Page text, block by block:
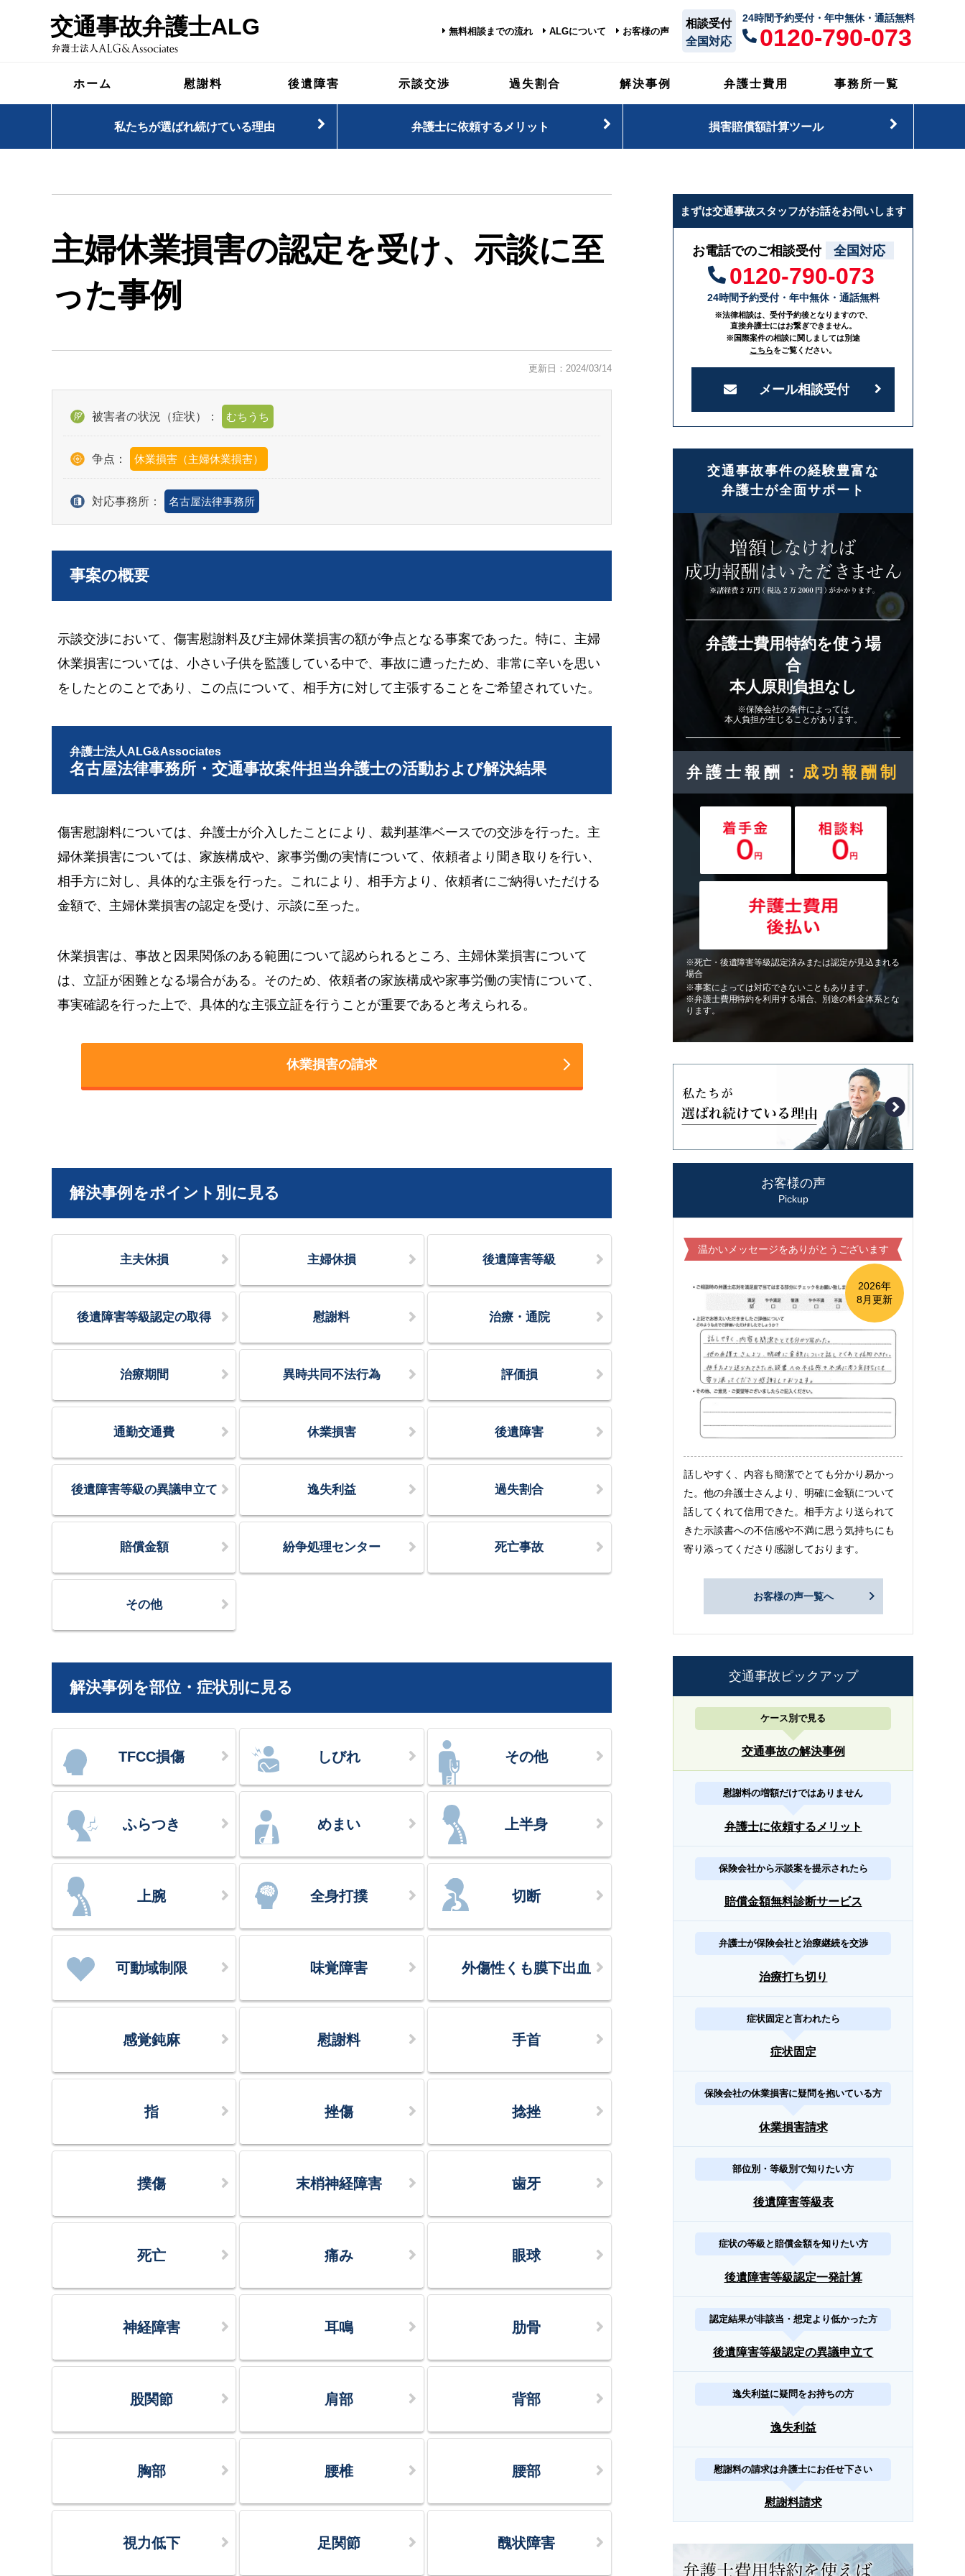
交通事故弁護士ALG 無料相談までの流れ ALGについて お客様の声
相談受付
全国対応
24時間予約受付・年中無休・通話無料
0120-790-073
ホーム 慰謝料 後遺障害 示談交渉 過失割合 解決事例 弁護士費用 事務所一覧
私たちが選ばれ続けている理由 弁護士に依頼するメリット 損害賠償額計算ツール
主婦休業損害の認定を受け、示談に至
った事例
更新日：2024/03/14
被害者の状況（症状）： むちうち
争点： 休業損害（主婦休業損害）
対応事務所： 名古屋法律事務所
事案の概要
示談交渉において、傷害慰謝料及び主婦休業損害の額が争点となる事案であった。特に、主婦
休業損害については、小さい子供を監護している中で、事故に遭ったため、非常に辛いを思い
をしたとのことであり、この点について、相手方に対して主張することをご希望されていた。
弁護士法人ALG&Associates
名古屋法律事務所・交通事故案件担当弁護士の活動および解決結果
傷害慰謝料については、弁護士が介入したことにより、裁判基準ベースでの交渉を行った。主
婦休業損害については、家族構成や、家事労働の実情について、依頼者より聞き取りを行い、
相手方に対し、具体的な主張を行った。これにより、相手方より、依頼者にご納得いただける
金額で、主婦休業損害の認定を受け、示談に至った。
休業損害は、事故と因果関係のある範囲について認められるところ、主婦休業損害について
は、立証が困難となる場合がある。そのため、依頼者の家族構成や家事労働の実情について、
事実確認を行った上で、具体的な主張立証を行うことが重要であると考えられる。
休業損害の請求
解決事例をポイント別に見る
主夫休損 主婦休損 後遺障害等級
後遺障害等級認定の取得 慰謝料 治療・通院
治療期間 異時共同不法行為 評価損
通勤交通費 休業損害 後遺障害
後遺障害等級の異議申立て 逸失利益 過失割合
賠償金額 紛争処理センター 死亡事故
その他
解決事例を部位・症状別に見る
TFCC損傷 しびれ その他
ふらつき めまい 上半身
上腕 全身打撲 切断
可動域制限 味覚障害 外傷性くも膜下出血
感覚鈍麻 慰謝料 手首
指 挫傷 捻挫
撲傷 末梢神経障害 歯牙
死亡 痛み 眼球
神経障害 耳鳴 肋骨
股関節 肩部 背部
胸部 腰椎 腰部
視力低下 足関節 醜状障害
まずは交通事故スタッフがお話をお伺いします
お電話でのご相談受付 全国対応
0120-790-073
24時間予約受付・年中無休・通話無料
※法律相談は、受付予約後となりますので、
直接弁護士にはお繋ぎできません。
※国際案件の相談に関しましては別途
こちらをご覧ください。
メール相談受付
交通事故事件の経験豊富な
弁護士が全面サポート
弁護士費用特約を使う場
合
本人原則負担なし
※保険会社の条件によっては
本人負担が生じることがあります。
弁護士報酬： 成功報酬制
※死亡・後遺障害等級認定済みまたは認定が見込まれる
場合
※事案によっては対応できないこともあります。
※弁護士費用特約を利用する場合、別途の料金体系とな
ります。
お客様の声
Pickup
温かいメッセージをありがとうございます
2026年
8月更新
話しやすく、内容も簡潔でとても分かり易かっ
た。他の弁護士さんより、明確に金額について
話してくれて信用できた。相手方より送られて
きた示談書への不信感や不満に思う気持ちにも
寄り添ってくださり感謝しております。
お客様の声一覧へ
交通事故ピックアップ
ケース別で見る
交通事故の解決事例
慰謝料の増額だけではありません
弁護士に依頼するメリット
保険会社から示談案を提示されたら
賠償金額無料診断サービス
弁護士が保険会社と治療継続を交渉
治療打ち切り
症状固定と言われたら
症状固定
保険会社の休業損害に疑問を抱いている方
休業損害請求
部位別・等級別で知りたい方
後遺障害等級表
症状の等級と賠償金額を知りたい方
後遺障害等級認定一発計算
認定結果が非該当・想定より低かった方
後遺障害等級認定の異議申立て
逸失利益に疑問をお持ちの方
逸失利益
慰謝料の請求は弁護士にお任せ下さい
慰謝料請求